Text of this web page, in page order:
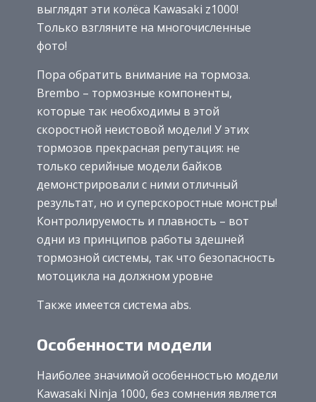
выглядят эти колёса Kawasaki z1000!
Только взгляните на многочисленные
фото!
Пора обратить внимание на тормоза.
Brembo – тормозные компоненты,
которые так необходимы в этой
скоростной неистовой модели! У этих
тормозов прекрасная репутация: не
только серийные модели байков
демонстрировали с ними отличный
результат, но и суперскоростные монстры!
Контролируемость и плавность – вот
одни из принципов работы здешней
тормозной системы, так что безопасность
мотоцикла на должном уровне
Также имеется система abs.
Особенности модели
Наиболее значимой особенностью модели
Kawasaki Ninja 1000, без сомнения является